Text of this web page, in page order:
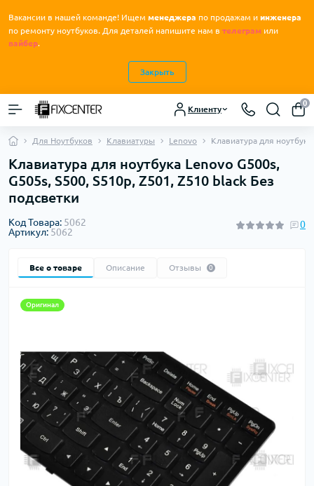
Вакансии в нашей команде! Ищем менеджера по продажам и инженера
по ремонту ноутбуков. Для деталей напишите нам в телеграм или
вайбер.
Закрыть
Клиенту
0
Для Ноутбуков Клавиатуры Lenovo Клавиатура для
Клавиатура для ноутбука Lenovo G500s,
G505s, S500, S510p, Z501, Z510 black Без
подсветки
Код Товара: 5062
Артикул: 5062
0
Все о товаре Описание Отзывы 0
Оригинал